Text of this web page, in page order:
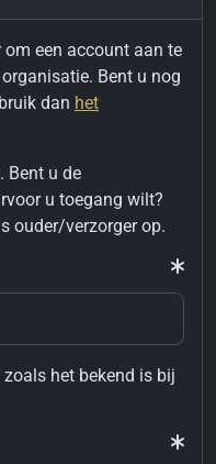
een account aan te
Bent u nog
dan het
Bent u de
u toegang wilt?
ouder/verzorger op.
het bekend is bij